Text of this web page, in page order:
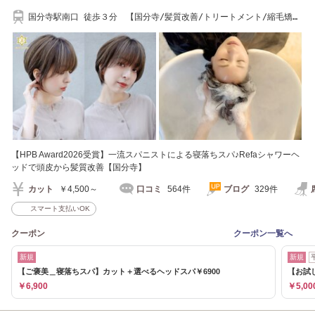
国分寺駅南口 徒歩３分 【国分寺/髪質改善/トリートメント/縮毛矯
【HPB Award2026受賞】一流スパニストによる寝落ちスパ♪Refaシャワーヘ
ッドで頭皮から髪質改善【国分寺】
カット ￥4,500～ 口コミ 564件 ブログ 329件
スマート支払いOK
クーポン クーポン一覧へ
新規
【ご褒美＿寝落ちスパ】カット＋選べるヘッドスパ￥6900
￥6,900
新規
【お
￥